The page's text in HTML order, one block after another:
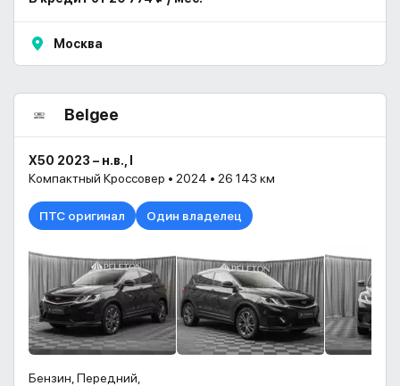
Москва
Belgee
X50 2023 – н.в., I
Компактный Кроссовер • 2024 • 26 143 км
ПТС оригинал Один владелец
Бензин, Передний,